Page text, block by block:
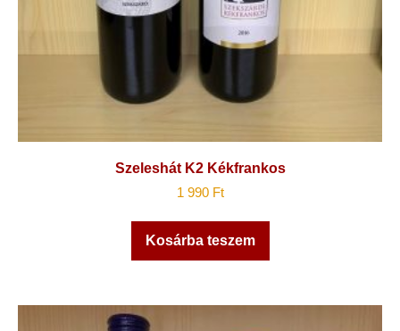
Szeleshát K2 Kékfrankos
1 990 Ft
Kosárba teszem